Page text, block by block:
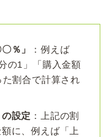
％」
：例えば
の1」「購入金額
割合で計算され
の設定 ：上記の割
に、例えば「上